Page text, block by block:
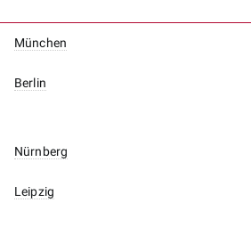
München
Berlin
Nürnberg
Leipzig